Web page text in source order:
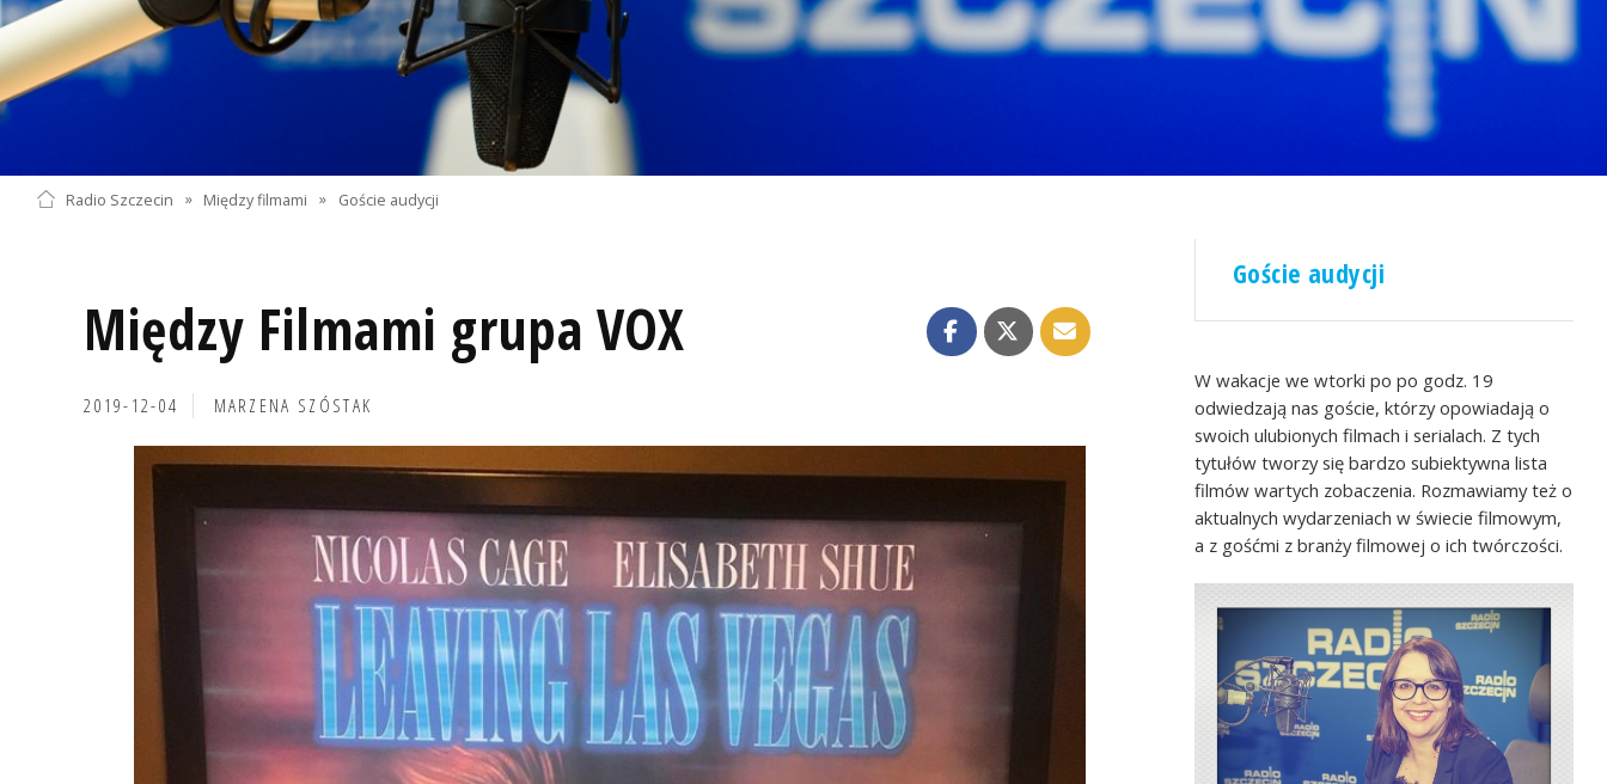
Radio Szczecin » Między filmami » Goście audycji
Między Filmami grupa VOX
2019-12-04 MARZENA SZÓSTAK
Goście audycji
W wakacje we wtorki po po godz. 19
odwiedzają nas goście, którzy opowiadają o
swoich ulubionych filmach i serialach. Z tych
tytułów tworzy się bardzo subiektywna lista
filmów wartych zobaczenia. Rozmawiamy też o
aktualnych wydarzeniach w świecie filmowym,
a z gośćmi z branży filmowej o ich twórczości.